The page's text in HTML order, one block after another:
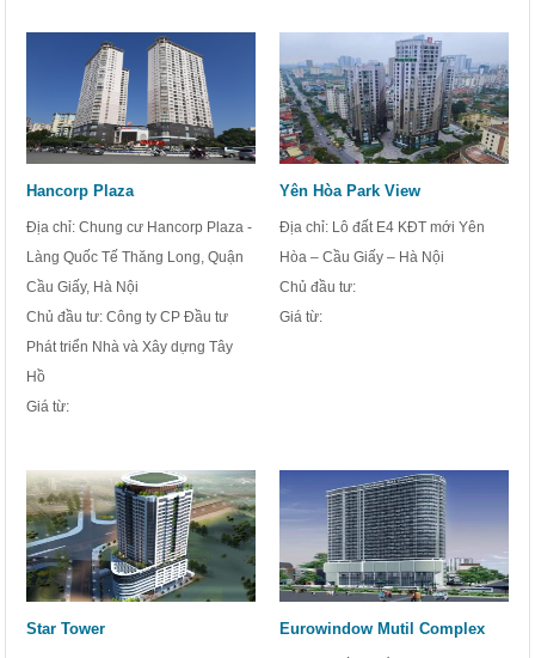
Hancorp Plaza
Địa chỉ: Chung cư Hancorp Plaza -
Làng Quốc Tế Thăng Long, Quận
Cầu Giấy, Hà Nội
Chủ đầu tư: Công ty CP Đầu tư
Phát triển Nhà và Xây dựng Tây
Hồ
Giá từ:
Yên Hòa Park View
Địa chỉ: Lô đất E4 KĐT mới Yên
Hòa – Cầu Giấy – Hà Nội
Chủ đầu tư:
Giá từ:
Star Tower Eurowindow Mutil Complex